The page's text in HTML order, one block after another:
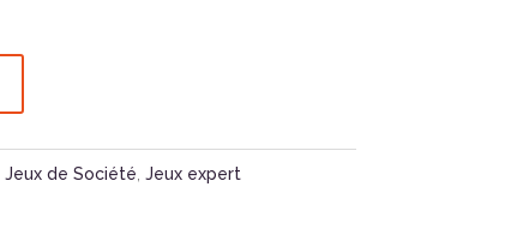
Jeux de Société, Jeux expert